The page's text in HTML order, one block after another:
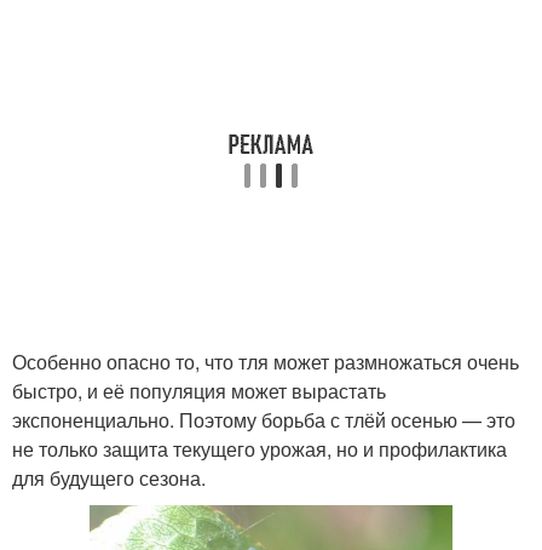
Особенно опасно то, что тля может размножаться очень
быстро, и её популяция может вырастать
экспоненциально. Поэтому борьба с тлёй осенью — это
не только защита текущего урожая, но и профилактика
для будущего сезона.